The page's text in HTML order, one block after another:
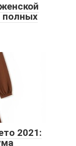
полных
2021: